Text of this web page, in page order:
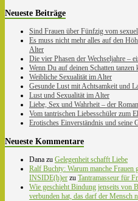
Neueste Beiträge
Sind Frauen über Fünfzig vom
Es muss nicht mehr alles auf den
Alter
Die vier Phasen der Wechseljahre –
Wenn Du auf deinen Schatten
Weibliche Sexualität im Alter
Gesunde Lust mit Achtsamkeit und
Lust und Sexualität im Alter
Liebe, Sex und Wahrheit – der Roman
Vom tantrischen Liebesschüler zum
Erotisches Einverständnis und seine
Neueste Kommentare
Dana zu Gelegenheit schafft Liebe
Ralf Buchty: Warum manche Frauen
INSIDE(h)er zu Tantramasseur für
Wie geschieht Bindung jenseits von
verbunden hat, das darf der Mensch